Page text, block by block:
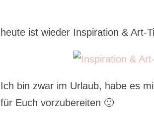
heute ist wieder Inspiration & Art-
Ich bin zwar im Urlaub, habe es
für Euch vorzubereiten 🙂